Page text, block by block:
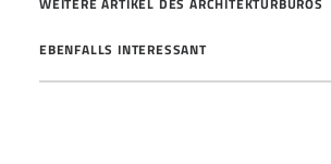
EBENFALLS INTERESSANT